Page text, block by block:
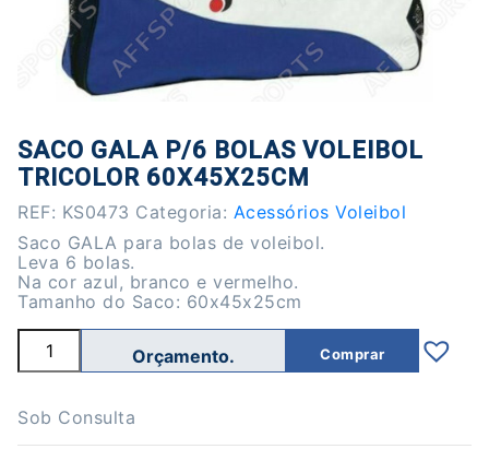
SACO GALA P/6 BOLAS VOLEIBOL
TRICOLOR 60X45X25CM
REF: KS0473 Categoria: Acessórios Voleibol
Saco GALA para bolas de voleibol.
Leva 6 bolas.
Na cor azul, branco e vermelho.
Tamanho do Saco: 60x45x25cm
Quantidade
Saco
p/6
Comprar
Sob Consulta